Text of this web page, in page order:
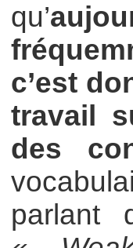
qu’
c’est
travail
des
parlant